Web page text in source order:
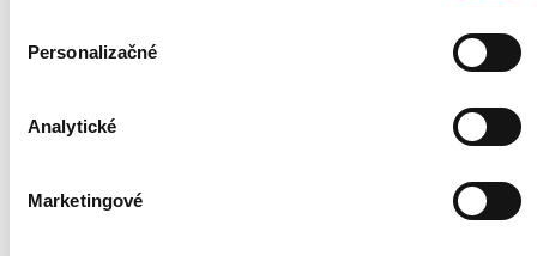
Personalizačné
Analytické
Marketingové